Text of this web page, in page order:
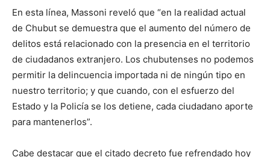
En esta línea, Massoni reveló que “en la realidad actual
de Chubut se demuestra que el aumento del número de
delitos está relacionado con la presencia en el territorio
de ciudadanos extranjero. Los chubutenses no podemos
permitir la delincuencia importada ni de ningún tipo en
nuestro territorio; y que cuando, con el esfuerzo del
Estado y la Policía se los detiene, cada ciudadano aporte
para mantenerlos”.
Cabe destacar que el citado decreto fue refrendado hoy